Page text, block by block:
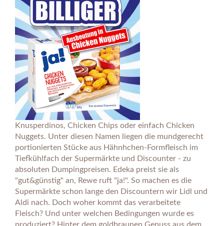
Knusperdinos, Chicken Chips oder einfach Chicken
Nuggets. Unter diesen Namen liegen die mundgerecht
portionierten Stücke aus Hähnhchen-Formfleisch im
Tiefkühlfach der Supermärkte und Discounter - zu
absoluten Dumpingpreisen. Edeka preist sie als
"gut&günstig" an, Rewe ruft "ja!". So machen es die
Supermärkte schon lange den Discountern wir Lidl und
Aldi nach. Doch woher kommt das verarbeitete
Fleisch? Und unter welchen Bedingungen wurde es